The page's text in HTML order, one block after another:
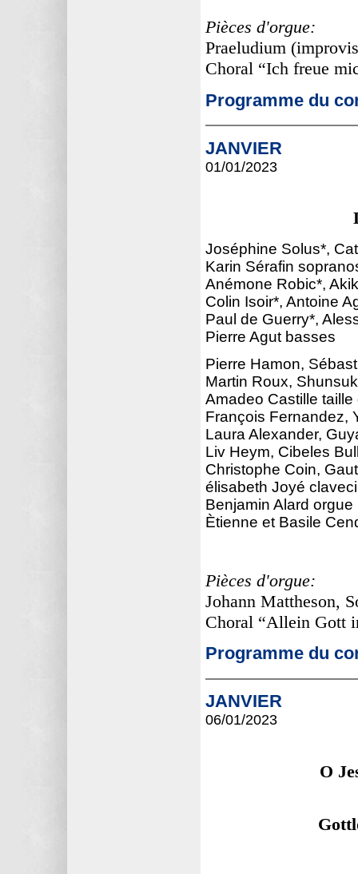
Pièces d'orgue:
Praeludium
Choral “Ich freue
Programme du
JANVIER
01/01/2023
Joséphine Solus*,
Karin Sérafin
Anémone Robic*,
Colin Isoir*, Antoine
Paul de Guerry*,
Pierre Agut basses
Pierre Hamon,
Martin Roux,
Amadeo Castille
François Fernandez,
Laura Alexander,
Liv Heym, Cibeles
Christophe Coin,
élisabeth Joyé
Benjamin Alard orgue
Ètienne et Basile
Pièces d'orgue:
Johann Mattheson,
Choral “Allein Gott
Programme du
JANVIER
06/01/2023
O